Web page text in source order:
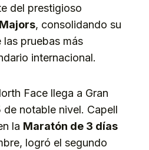
del prestigioso
, consolidando su
pruebas más
internacional.
Face llega a Gran
notable nivel. Capell
la Maratón de 3 días
logró el segundo